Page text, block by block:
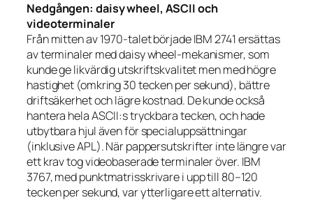
Nedgången: daisy wheel, ASCII och
videoterminaler
Från mitten av 1970-talet började IBM 2741 ersättas
av terminaler med daisy wheel-mekanismer, som
kunde ge likvärdig utskriftskvalitet men med högre
hastighet (omkring 30 tecken per sekund), bättre
driftsäkerhet och lägre kostnad. De kunde också
hantera hela ASCII:s tryckbara tecken, och hade
utbytbara hjul även för specialuppsättningar
(inklusive APL). När pappersutskrifter inte längre var
ett krav tog videobaserade terminaler över. IBM
3767, med punktmatrisskrivare i upp till 80–120
tecken per sekund, var ytterligare ett alternativ.